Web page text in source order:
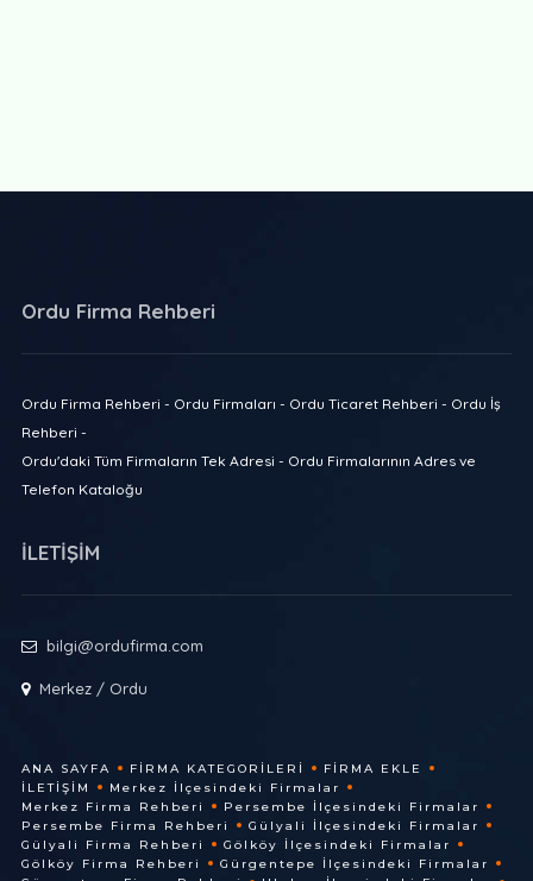
Ordu Firma Rehberi
Ordu Firma Rehberi - Ordu Firmaları - Ordu Ticaret Rehberi - Ordu İş
Rehberi -
Ordu'daki Tüm Firmaların Tek Adresi - Ordu Firmalarının Adres ve
Telefon Kataloğu
İLETİŞİM
bilgi@ordufirma.com
Merkez / Ordu
ANA SAYFA FIRMA KATEGORILERI
FIRMA EKLE
İLETIŞIM
Merkez İlçesindeki Firmalar
Merkez Firma Rehberi
Persembe İlçesindeki Firmalar
Persembe Firma Rehberi
Gülyali İlçesindeki Firmalar
Gülyali Firma Rehberi
Gölköy İlçesindeki Firmalar
Gölköy Firma Rehberi
Gürgentepe İlçesindeki Firmalar